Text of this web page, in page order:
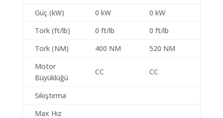
Güç (kW)
0 kW
0 kW
Tork (ft/lb)
0 ft/lb
0 ft/lb
Tork (NM)
400 NM
520 NM
Motor
Büyüklüğü
CC CC
Sıkıştırma
Max Hız